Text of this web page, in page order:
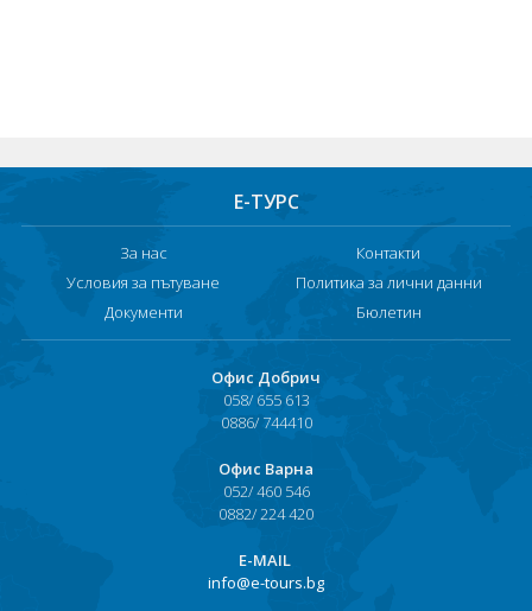
ЕЗИКОВО УЧИЛИЩЕ
SUMMER ENGLISH TALENTS ACADEMY
Е-ТУРС
За нас
Контакти
Условия за пътуване
Политика за лични данни
Документи
Бюлетин
Офис Добрич
058/ 655 613
0886/ 744410
Офис Варна
052/ 460 546
0882/ 224 420
Е-MAIL
info@e-tours.bg